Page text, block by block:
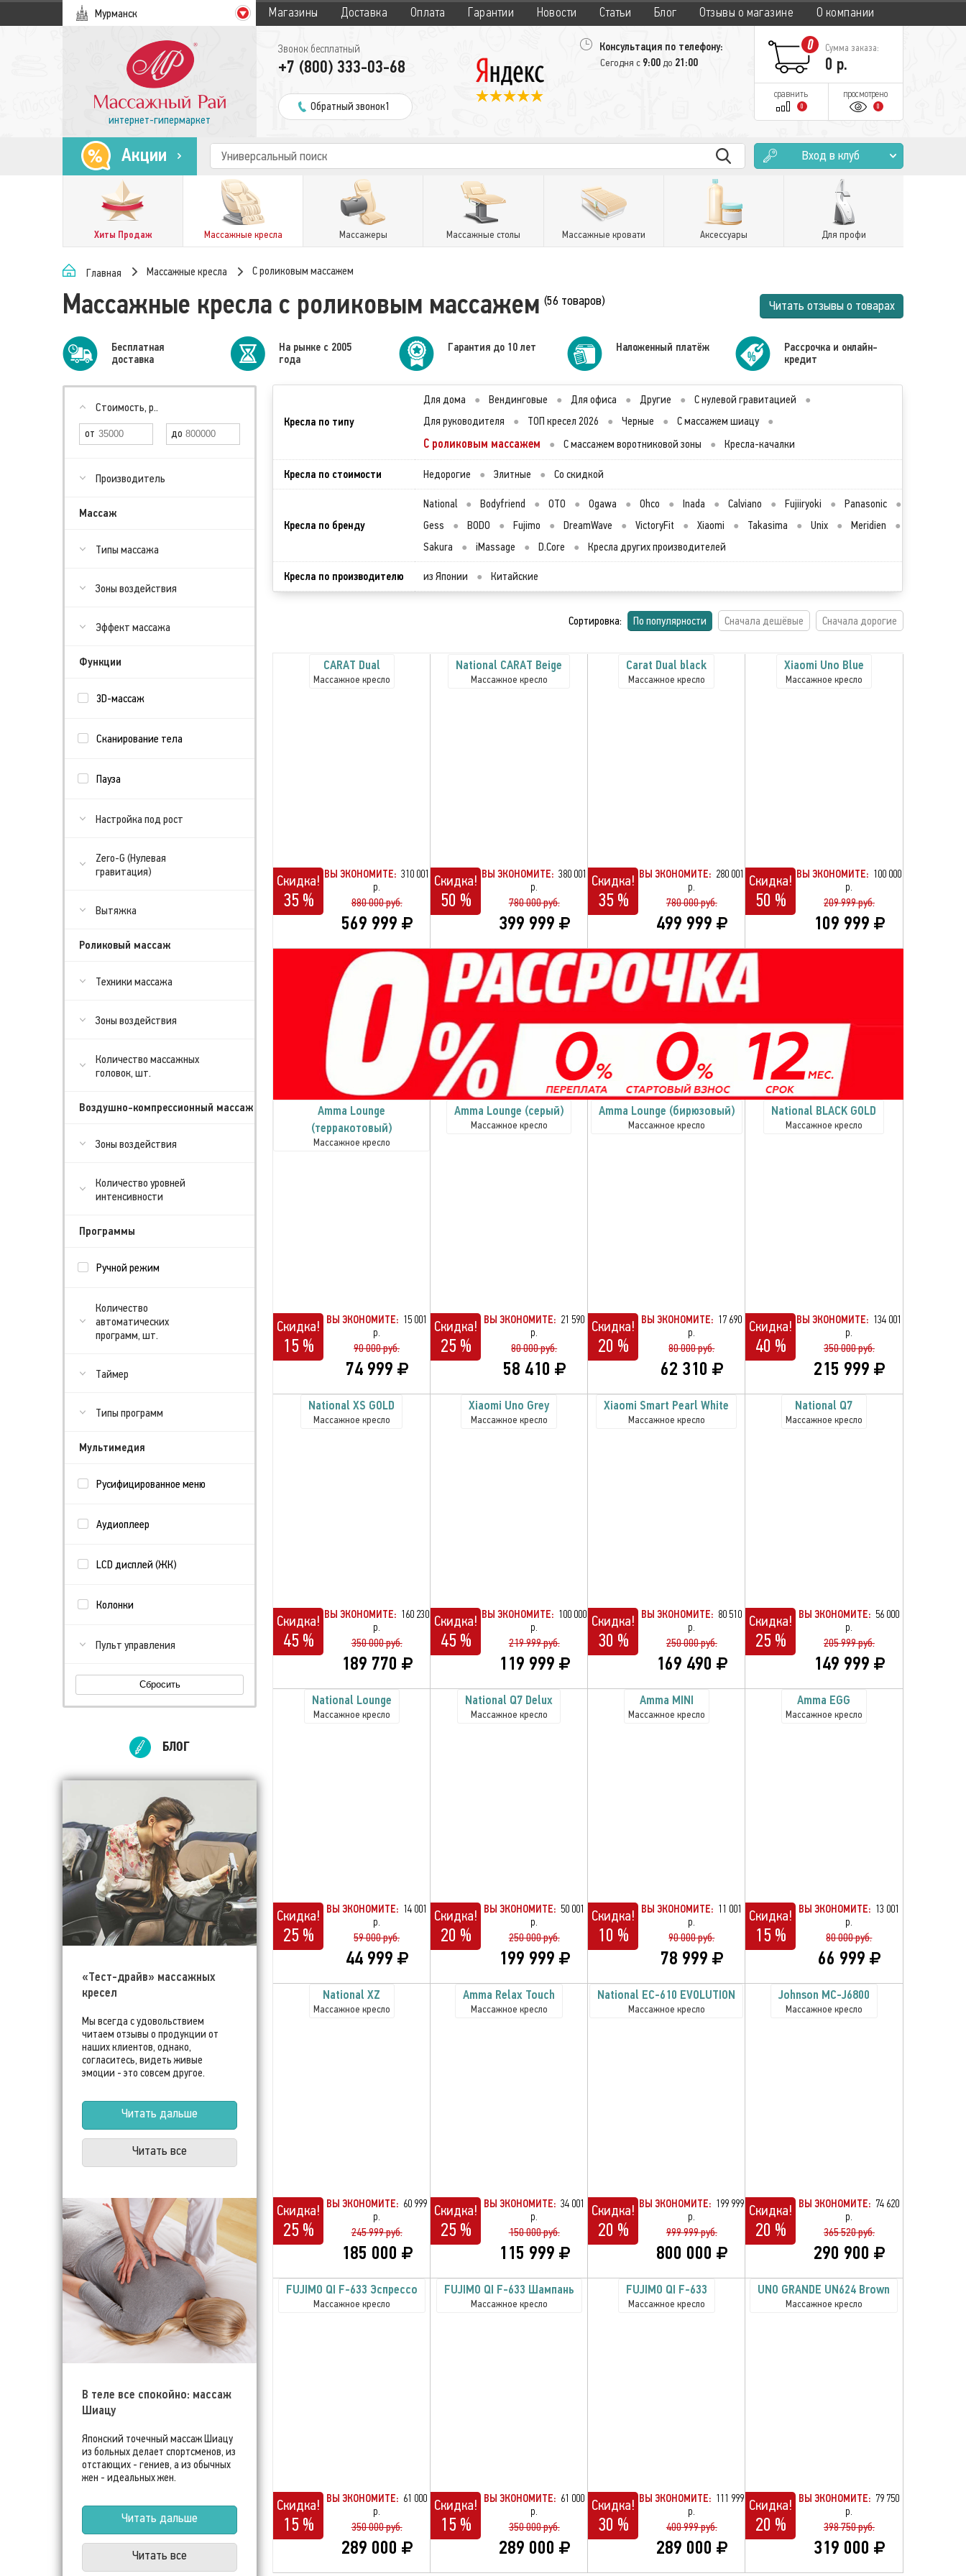
Мурманск Магазины Доставка Оплата Гарантии Новости Статьи Блог Отзывы о магазине О компании
интернет-гипермаркет
Звонок бесплатный
+7 (800) 333-03-68
Обратный звонок1
Консультация по телефону:
Сегодня с 9:00до 21:00
0 Сумма заказа:
0 р.
сравнить
0
просмотрено
0
Акции Вход в клуб
Хиты Продаж Массажные кресла Массажеры Массажные столы Массажные кровати Аксессуары Для профи
Главная Массажные кресла С роликовым массажем
Массажные кресла с роликовым массажем (56 товаров) Читать отзывы о товарах
Бесплатная
доставка
На рынке с 2005
года
Гарантия до 10 лет Наложенный платёж
Рассрочка и онлайн-
кредит
Стоимость, р..
Производитель
Массаж
Типы массажа
Зоны воздействия
Эффект массажа
Функции
3D-массаж
Сканирование тела
Пауза
Настройка под рост
Zero-G (Нулевая
гравитация)
Вытяжка
Роликовый массаж
Техники массажа
Зоны воздействия
Количество массажных
головок, шт.
Воздушно-компрессионный массаж
Зоны воздействия
Количество уровней
интенсивности
Программы
Ручной режим
Количество
автоматических
программ, шт.
Таймер
Типы программ
Мультимедия
Русифицированное меню
Аудиоплеер
LCD дисплей (ЖК)
Колонки
Пульт управления
Сбросить
БЛОГ
«Тест-драйв» массажных
кресел
Мы всегда с удовольствием
читаем отзывы о продукции от
наших клиентов, однако,
согласитесь, видеть живые
эмоции - это совсем другое.
Читать дальше
Читать все
В теле все спокойно: массаж
Шиацу
Японский точечный массаж Шиацу
из больных делает спортсменов, из
отстающих - гениев, а из обычных
жен - идеальных жен.
Читать дальше
Читать все
Кресла по типу
Для дома ● Вендинговые ● Для офиса ● Другие ● С нулевой гравитацией
●
Для руководителя
● ТОП кресел 2026 ● Черные ● С массажем шиацу ●
С роликовым массажем ● С массажем воротниковой зоны ● Кресла-качалки
Кресла по стоимости Недорогие ● Элитные ● Со скидкой
Кресла по бренду
National ● Bodyfriend ● OTO ● Ogawa ● Ohco ● Inada ● Calviano ● Fujiiryoki ● Panasonic
●
Gess
● BODO ● Fujimo ● DreamWave ● VictoryFit ● Xiaomi ● Takasima ● Unix ● Meridien
●
Sakura
● iMassage ● D.Core ● Кресла других производителей
Кресла по производителю из Японии ● Китайские
Сортировка: По популярности Сначала дешёвые Сначала дорогие
CARAT Dual
Массажное кресло
Скидка!
35 %
ВЫ ЭКОНОМИТЕ: 310 001
р.
880 000 руб.
569 999
National CARAT Beige
Массажное кресло
Скидка!
50 %
ВЫ ЭКОНОМИТЕ: 380 001
р.
780 000 руб.
399 999
Carat Dual black
Массажное кресло
Скидка!
35 %
ВЫ ЭКОНОМИТЕ: 280 001
р.
780 000 руб.
499 999
Xiaomi Uno Blue
Массажное кресло
Скидка!
50 %
ВЫ ЭКОНОМИТЕ: 100 000
р.
209 999 руб.
109 999
Amma Lounge
(терракотовый)
Массажное кресло
Скидка!
15 %
ВЫ ЭКОНОМИТЕ: 15 001
р.
90 000 руб.
74 999
Amma Lounge (серый)
Массажное кресло
Скидка!
25 %
ВЫ ЭКОНОМИТЕ: 21 590
р.
80 000 руб.
58 410
Amma Lounge (бирюзовый)
Массажное кресло
Скидка!
20 %
ВЫ ЭКОНОМИТЕ: 17 690
р.
80 000 руб.
62 310
National BLACK GOLD
Массажное кресло
Скидка!
40 %
ВЫ ЭКОНОМИТЕ: 134 001
р.
350 000 руб.
215 999
National XS GOLD
Массажное кресло
Скидка!
45 %
ВЫ ЭКОНОМИТЕ: 160 230
р.
350 000 руб.
189 770
Xiaomi Uno Grey
Массажное кресло
Скидка!
45 %
ВЫ ЭКОНОМИТЕ: 100 000
р.
219 999 руб.
119 999
Xiaomi Smart Pearl White
Массажное кресло
Скидка!
30 %
ВЫ ЭКОНОМИТЕ: 80 510
р.
250 000 руб.
169 490
National Q7
Массажное кресло
Скидка!
25 %
ВЫ ЭКОНОМИТЕ: 56 000
р.
205 999 руб.
149 999
National Lounge
Массажное кресло
Скидка!
25 %
ВЫ ЭКОНОМИТЕ: 14 001
р.
59 000 руб.
44 999
National Q7 Delux
Массажное кресло
Скидка!
20 %
ВЫ ЭКОНОМИТЕ: 50 001
р.
250 000 руб.
199 999
Amma MINI
Массажное кресло
Скидка!
10 %
ВЫ ЭКОНОМИТЕ: 11 001
р.
90 000 руб.
78 999
Amma EGG
Массажное кресло
Скидка!
15 %
ВЫ ЭКОНОМИТЕ: 13 001
р.
80 000 руб.
66 999
National XZ
Массажное кресло
Скидка!
25 %
ВЫ ЭКОНОМИТЕ: 60 999
р.
245 999 руб.
185 000
Amma Relax Touch
Массажное кресло
Скидка!
25 %
ВЫ ЭКОНОМИТЕ: 34 001
р.
150 000 руб.
115 999
National EC-610 EVOLUTION
Массажное кресло
Скидка!
20 %
ВЫ ЭКОНОМИТЕ: 199 999
р.
999 999 руб.
800 000
Johnson MC-J6800
Массажное кресло
Скидка!
20 %
ВЫ ЭКОНОМИТЕ: 74 620
р.
365 520 руб.
290 900
FUJIMO QI F-633 Эспрессо
Массажное кресло
Скидка!
15 %
ВЫ ЭКОНОМИТЕ: 61 000
р.
350 000 руб.
289 000
FUJIMO QI F-633 Шампань
Массажное кресло
Скидка!
15 %
ВЫ ЭКОНОМИТЕ: 61 000
р.
350 000 руб.
289 000
FUJIMO QI F-633
Массажное кресло
Скидка!
30 %
ВЫ ЭКОНОМИТЕ: 111 999
р.
400 999 руб.
289 000
UNO GRANDE UN624 Brown
Массажное кресло
Скидка!
20 %
ВЫ ЭКОНОМИТЕ: 79 750
р.
398 750 руб.
319 000